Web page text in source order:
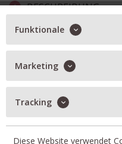
BESCHREIBUNG
fliessende Hose
weites Bein
mittlere Leibhöhe
seitliche Eingriffstaschen
Klapptaschen mit Knopf
Funktionale
Marketing
Tracking
Diese Website verwendet